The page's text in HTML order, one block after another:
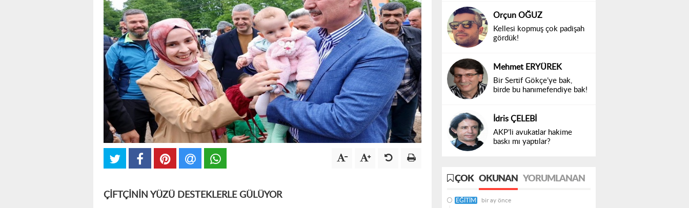
ÇİFTÇİNİN YÜZÜ DESTEKLERLE GÜLÜYOR
Orçun OĞUZ
Kellesi kopmuş çok padişah
gördük!
Mehmet ERYÜREK
Bir Sertif Gökçe’ye bak,
birde bu hanımefendiye bak!
İdris ÇELEBİ
AKP’li avukatlar hakime
baskı mı yaptılar?
ÇOK OKUNAN YORUMLANAN
EĞITIM bir ay önce